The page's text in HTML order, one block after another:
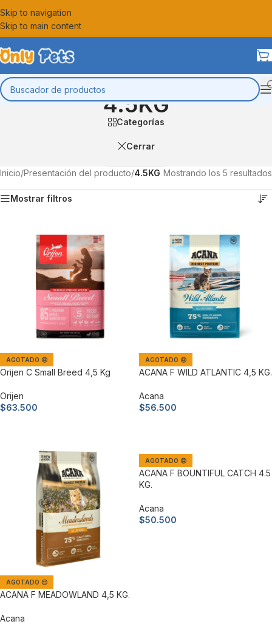
Skip to navigation
Skip to main content
4.5KG
Categorías
Cerrar
Inicio/Presentación del producto/4.5KG Mostrando los 5 resultados
Mostrar filtros
AGOTADO 😔
Orijen C Small Breed 4,5 Kg
Orijen
$63.500
AGOTADO 😔
ACANA F WILD ATLANTIC 4,5 KG.
Acana
$56.500
AGOTADO 😔
ACANA F MEADOWLAND 4,5 KG.
Acana
AGOTADO 😔
ACANA F BOUNTIFUL CATCH 4.5
KG.
Acana
$50.500